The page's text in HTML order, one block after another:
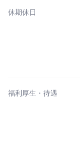
休期休日
福利厚生・待遇